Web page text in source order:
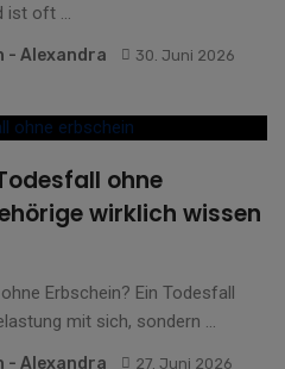
ist oft ...
- Alexandra 30. Juni 2026
ohne
wirklich wissen
Erbschein? Ein Todesfall
mit sich, sondern ...
- Alexandra 27. Juni 2026